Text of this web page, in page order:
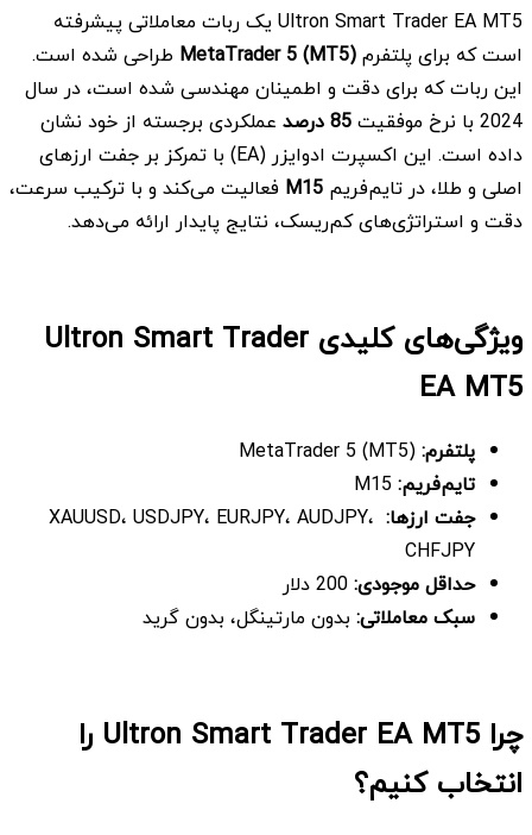
Ultron Smart Trader EA MT5 یک ربات معاملاتی پیشرفته
است که برای پلتفرمMetaTrader 5 (MT5) طراحی شده است.
این ربات که برای دقت و اطمینان مهندسی شده است، در سال
2024 با نرخ موفقیت
85درصد عملکردی برجسته از خود نشان
داده است. این اکسپرت ادوایزر (EA) با تمرکز بر جفت ارزهای
اصلی و طلا، در تایم‌فریم M15 فعالیت می‌کند و با ترکیب سرعت،
دقت و استراتژی‌های کم‌ریسک، نتایج پایدار ارائه می‌دهد.
ویژگی‌های کلیدی Ultron Smart Trader
EA MT5
پلتفرم:
تایم‌فریم:
جفت ارزها: XAUUSD، USDJPY، EURJPY، AUDJPY،
CHFJPY
حداقل موجودی:
سبک معاملاتی: بدون مارتینگل، بدون گرید
چرا Ultron Smart Trader EA MT5 را
انتخاب کنیم؟